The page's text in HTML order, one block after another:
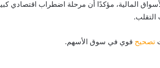
المالية، مؤكدًا أن مرحلة اضطراب اقتصادي
التقلب.
تصحيح قوي في سوق الأسهم.